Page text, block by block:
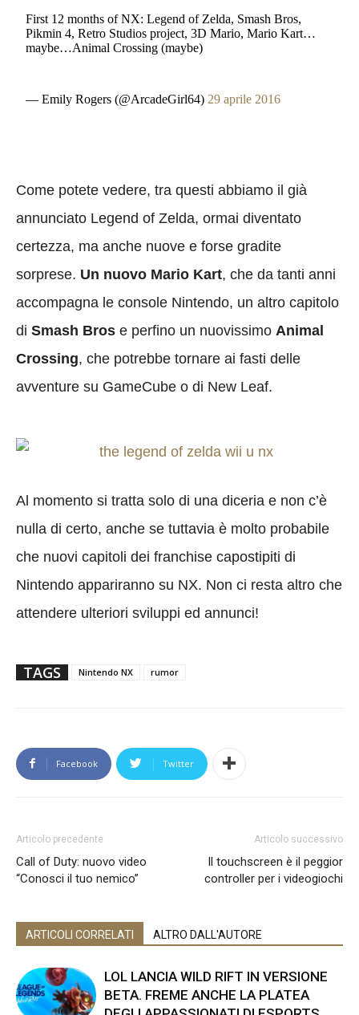
First 12 months of NX: Legend of Zelda, Smash Bros,
Pikmin 4, Retro Studios project, 3D Mario, Mario Kart…
maybe…Animal Crossing (maybe)
— Emily Rogers (@ArcadeGirl64) 29 aprile 2016
Come potete vedere, tra questi abbiamo il già
annunciato Legend of Zelda, ormai diventato
certezza, ma anche nuove e forse gradite
sorprese. Un nuovo Mario Kart, che da tanti anni
accompagna le console Nintendo, un altro capitolo
di Smash Bros e perfino un nuovissimo Animal
Crossing, che potrebbe tornare ai fasti delle
avventure su GameCube o di New Leaf.
Al momento si tratta solo di una diceria e non c’è
nulla di certo, anche se tuttavia è molto probabile
che nuovi capitoli dei franchise capostipiti di
Nintendo appariranno su NX. Non ci resta altro che
attendere ulteriori sviluppi ed annunci!
TAGS Nintendo NX rumor
Facebook Twitter
Articolo precedente
Call of Duty: nuovo video
“Conosci il tuo nemico”
Articolo successivo
Il touchscreen è il peggior
controller per i videogiochi
ARTICOLI CORRELATI ALTRO DALL'AUTORE
LOL LANCIA WILD RIFT IN VERSIONE
BETA. FREME ANCHE LA PLATEA